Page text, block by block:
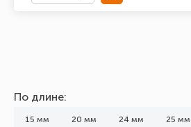
По длине:
15 мм 20 мм 24 мм 25 мм